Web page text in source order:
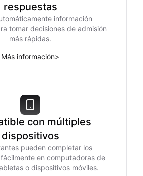
respuestas
información
tomar decisiones de admisión
más rápidas.
Más información>
con múltiples
dispositivos
pueden completar los
en computadoras de
o dispositivos móviles.